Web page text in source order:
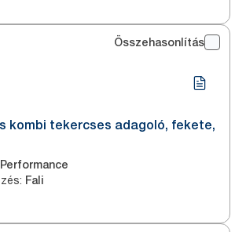
Összehasonlítás
kombi tekercses adagoló, fekete,
Performance
: Fali